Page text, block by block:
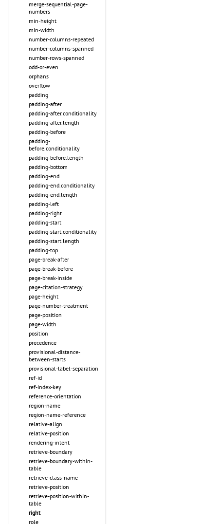
merge-sequential-page-
numbers
min-height
min-width
number-columns-repeated
number-columns-spanned
number-rows-spanned
odd-or-even
orphans
overflow
padding
padding-after
padding-after.conditionality
padding-after.length
padding-before
padding-
before.conditionality
padding-before.length
padding-bottom
padding-end
padding-end.conditionality
padding-end.length
padding-left
padding-right
padding-start
padding-start.conditionality
padding-start.length
padding-top
page-break-after
page-break-before
page-break-inside
page-citation-strategy
page-height
page-number-treatment
page-position
page-width
position
precedence
provisional-distance-
between-starts
provisional-label-separation
ref-id
ref-index-key
reference-orientation
region-name
region-name-reference
relative-align
relative-position
rendering-intent
retrieve-boundary
retrieve-boundary-within-
table
retrieve-class-name
retrieve-position
retrieve-position-within-
table
right
role